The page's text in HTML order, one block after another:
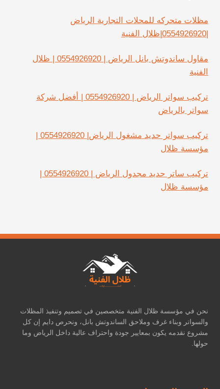
مظلات متحركه للمحلات التجارية الرياض
مقاول ساندوتش بانل الرياض | 0554926920 | ظلال
الفنية
تركيب سواتر الرياض | 0554926920 | أفضل شركة
سواتر بالرياض
مؤسسة ظلال
مؤسسة ظلال
نحن في مؤسسة ظلال الفنية متخصصين في تصميم وتنفيذ المظلات
والسواتر وبناء غرف وملاحق الساندوتش بانل، ونحرص دايم إن كل
مشروع نقدمه يكون بمعايير جودة واحتراف عالية داخل الرياض وما
حولها.